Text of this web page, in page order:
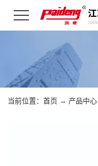
当前位置： 首页 → 产品中心